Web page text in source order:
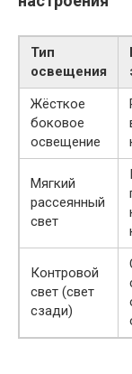
Тип
освещения
Жёсткое
боковое
освещение
Мягкий
рассеянный
свет
Контровой
свет (свет
сзади)